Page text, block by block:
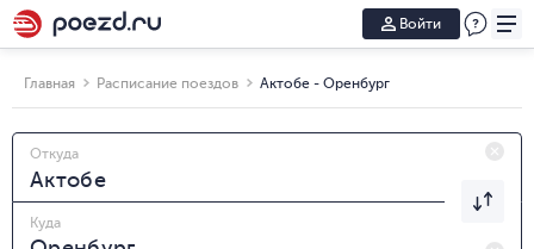
Войти
Главная Расписание поездов Актобе - Оренбург
Откуда
Куда